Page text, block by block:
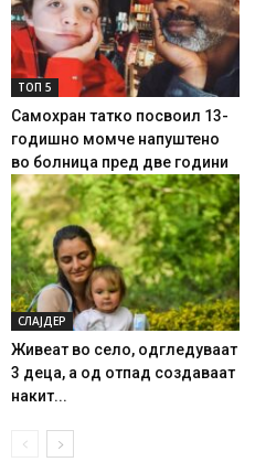
ТОП 5
Самохран татко посвоил 13-
годишно момче напуштено
во болница пред две години
СЛАЈДЕР
Живеат во село, одгледуваат
3 деца, а од отпад создаваат
накит...